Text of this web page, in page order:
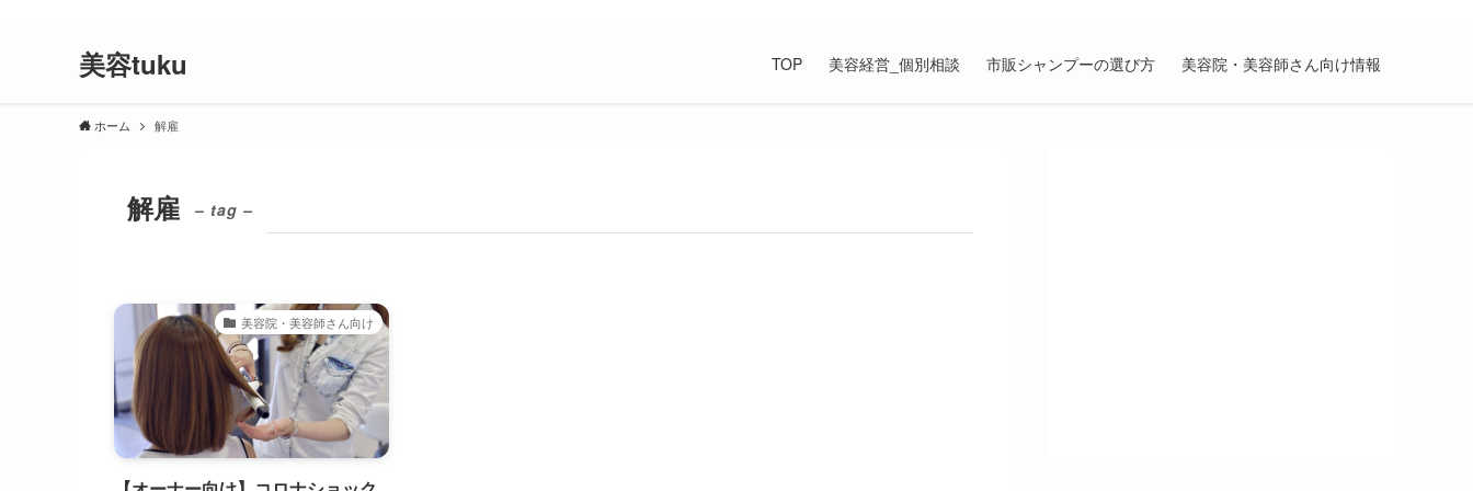
美容tuku TOP 美容経営_個別相談 市販シャンプーの選び方 美容院・美容師さん向け情報
ホーム 解雇
解雇 – tag –
美容院・美容師さん向け